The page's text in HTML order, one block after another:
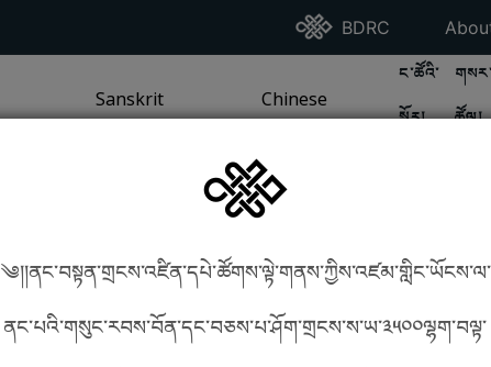
Go To BDRC
BDRC Go
/ SEA TRADITIONPAGE
GO TOSANSKRIT TRADITION
Sanskrit
GO TOCHINESE TRADITION
Chinese
GO TO
ང་ཚོའི་
སྐོར།
GO
ཚོལ།
༄།།ནང་བསྟན་གྲངས་འཛིན་དཔེ་ཚོགས་ལྟེ་གནས་ཀྱིས་འཛམ་གླིང་ཡོངས་ལ་
ནང་པའི་གསུང་རབས་བོན་དང་བཅས་པ་ཤོག་གྲངས་ས་ཡ་༣༥༠༠ལྷག་བལྟ་
phonetics! How to find things?